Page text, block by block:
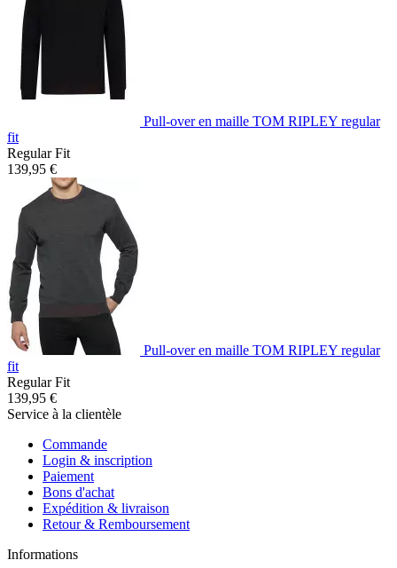
Pull-over en maille TOM RIPLEY regular
fit
Regular Fit
139,95 €
Pull-over en maille TOM RIPLEY regular
fit
Regular Fit
139,95 €
Service à la clientèle
Commande
Login & inscription
Paiement
Bons d'achat
Expédition & livraison
Retour & Remboursement
Informations